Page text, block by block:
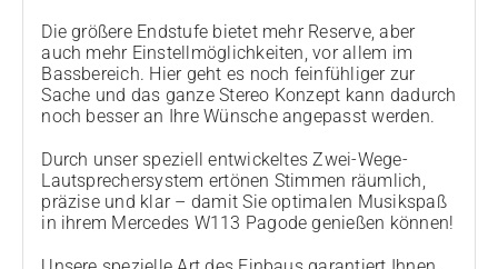
Die größere Endstufe bietet mehr Reserve, aber
auch mehr Einstellmöglichkeiten, vor allem im
Bassbereich. Hier geht es noch feinfühliger zur
Sache und das ganze Stereo Konzept kann dadurch
noch besser an Ihre Wünsche angepasst werden.
Durch unser speziell entwickeltes Zwei-Wege-
Lautsprechersystem ertönen Stimmen räumlich,
präzise und klar – damit Sie optimalen Musikspaß
in ihrem Mercedes W113 Pagode genießen können!